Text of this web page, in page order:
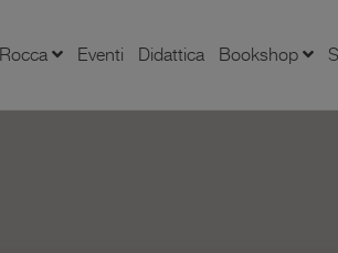
Eventi Didattica Bookshop